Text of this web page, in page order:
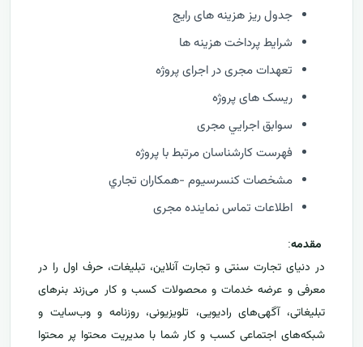
جدول ریز هزینه های رایج
شرایط پرداخت هزینه ها
تعهدات مجری در اجرای پروژه
ریسک های پروژه
سوابق اجرايي مجری
فهرست كارشناسان مرتبط با پروژه
مشخصات كنسرسيوم -همكاران تجاري
اطلاعات تماس نماینده مجری
مقدمه:
در دنیای تجارت سنتی و تجارت آنلاین، تبلیغات، حرف اول را در
معرفی و عرضه خدمات و محصولات کسب و کار می‌زند بنرهای
تبلیغاتی، آگهی‌های رادیویی، تلویزیونی، روزنامه و وب‌سایت و
شبکه‌های اجتماعی کسب و کار شما با مدیریت محتوا پر محتوا